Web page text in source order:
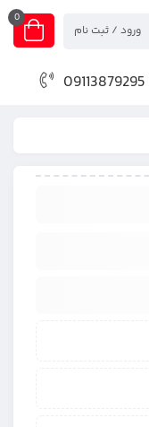
0
ورود / ثبت نام
09113879295